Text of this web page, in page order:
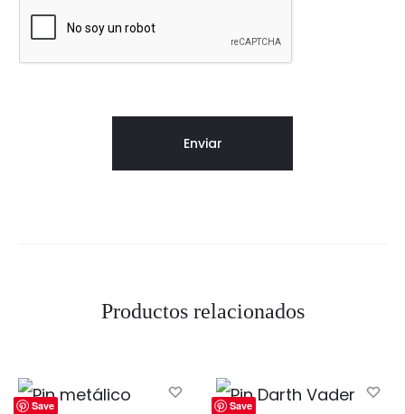
Productos relacionados
Save Save